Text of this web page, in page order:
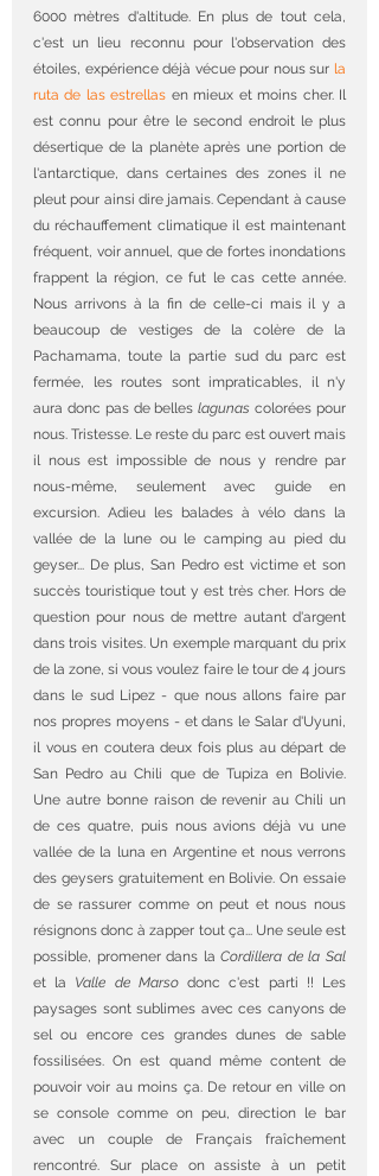
6000 mètres d'altitude. En plus de tout cela,
c'est un lieu reconnu pour l'observation des
étoiles, expérience déjà vécue pour nous sur la
ruta de las estrellas en mieux et moins cher. Il
est connu pour être le second endroit le plus
désertique de la planète après une portion de
l'antarctique, dans certaines des zones il ne
pleut pour ainsi dire jamais. Cependant à cause
du réchauffement climatique il est maintenant
fréquent, voir annuel, que de fortes inondations
frappent la région, ce fut le cas cette année.
Nous arrivons à la fin de celle-ci mais il y a
beaucoup de vestiges de la colère de la
Pachamama, toute la partie sud du parc est
fermée, les routes sont impraticables, il n'y
aura donc pas de belles lagunas colorées pour
nous. Tristesse. Le reste du parc est ouvert mais
il nous est impossible de nous y rendre par
nous-même, seulement avec guide en
excursion. Adieu les balades à vélo dans la
vallée de la lune ou le camping au pied du
geyser... De plus, San Pedro est victime et son
succès touristique tout y est très cher. Hors de
question pour nous de mettre autant d'argent
dans trois visites. Un exemple marquant du prix
de la zone, si vous voulez faire le tour de 4 jours
dans le sud Lipez - que nous allons faire par
nos propres moyens - et dans le Salar d'Uyuni,
il vous en coutera deux fois plus au départ de
San Pedro au Chili que de Tupiza en Bolivie.
Une autre bonne raison de revenir au Chili un
de ces quatre, puis nous avions déjà vu une
vallée de la luna en Argentine et nous verrons
des geysers gratuitement en Bolivie. On essaie
de se rassurer comme on peut et nous nous
résignons donc à zapper tout ça... Une seule est
possible, promener dans la Cordillera de la Sal
et la Valle de Marso donc c'est parti !! Les
paysages sont sublimes avec ces canyons de
sel ou encore ces grandes dunes de sable
fossilisées. On est quand même content de
pouvoir voir au moins ça. De retour en ville on
se console comme on peu, direction le bar
avec un couple de Français fraîchement
rencontré. Sur place on assiste à un petit